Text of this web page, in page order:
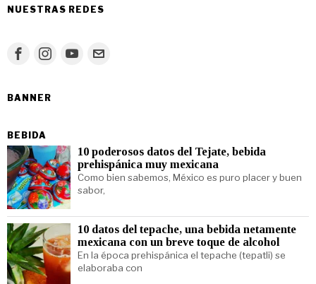
NUESTRAS REDES
BANNER
BEBIDA
10 poderosos datos del Tejate, bebida
prehispánica muy mexicana
Como bien sabemos, México es puro placer y buen
sabor,
10 datos del tepache, una bebida netamente
mexicana con un breve toque de alcohol
En la época prehispánica el tepache (tepatli) se
elaboraba con